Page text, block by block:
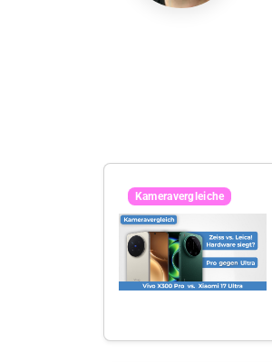
Kameravergleiche